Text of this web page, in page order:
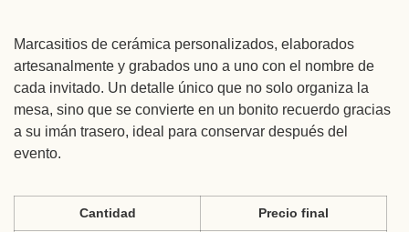
Marcasitios de cerámica personalizados, elaborados
artesanalmente y grabados uno a uno con el nombre de
cada invitado. Un detalle único que no solo organiza la
mesa, sino que se convierte en un bonito recuerdo gracias
a su imán trasero, ideal para conservar después del
evento.
Cantidad Precio final